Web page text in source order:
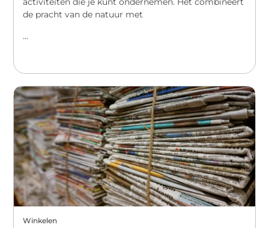
de pracht van de natuur met
...
Winkelen